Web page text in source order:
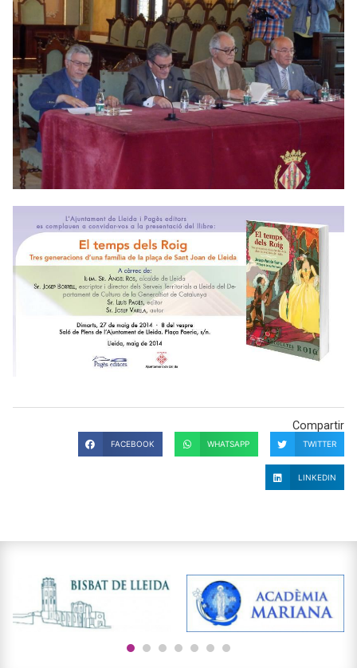
Compartir
FACEBOOK WHATSAPP TWITTER
LINKEDIN